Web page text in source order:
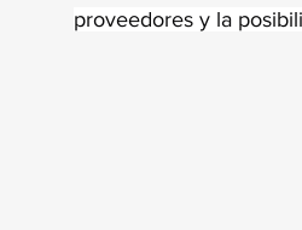
proveedores y la